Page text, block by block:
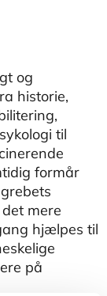
og
historie,
til
formår
mere
hjælpes til
på